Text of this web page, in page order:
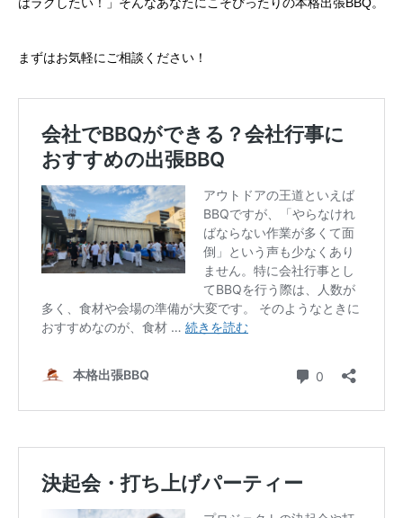
まずはお気軽にご相談ください！